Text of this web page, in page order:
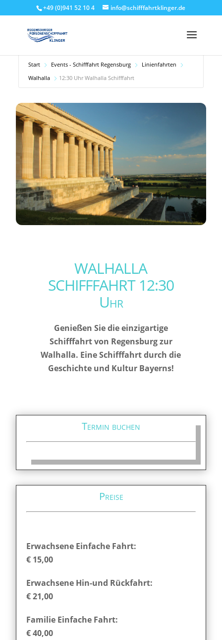
+49 (0)941 52 10 4 info@schifffahrtklinger.de
Start Events - Schifffahrt Regensburg
Linienfahrten
Walhalla
12:30 Uhr Walhalla Schifffahrt
WALHALLA
SCHIFFFAHRT 12:30
Uhr
Genießen Sie die einzigartige
Schifffahrt von Regensburg zur
Walhalla. Eine Schifffahrt durch die
Geschichte und Kultur Bayerns!
Termin buchen
Preise
Erwachsene Einfache Fahrt:
€ 15,00
Erwachsene Hin-und Rückfahrt:
€ 21,00
Familie Einfache Fahrt:
€ 40,00